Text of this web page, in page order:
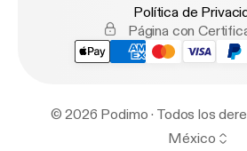
Política de
Página con
© 2026 Podimo · Todos los
México